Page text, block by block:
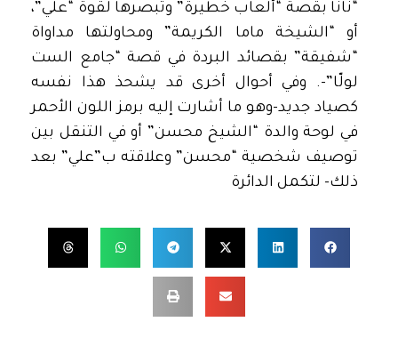
“نانا بقصة “ألعاب خطيرة” وتبصرها لقوة “علي”،
أو “الشيخة ماما الكريمة” ومحاولتها مداواة
“شفيقة” بقصائد البردة في قصة “جامع الست
لولّا”-. وفي أحوال أخرى قد يشحذ هذا نفسه
كصياد جديد-وهو ما أشارت إليه برمز اللون الأحمر
في لوحة والدة “الشيخ محسن” أو في التنقل بين
توصيف شخصية “محسن” وعلاقته ب”علي” بعد
ذلك- لتكمل الدائرة